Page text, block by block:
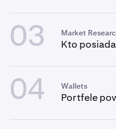
03 Market
Kto
04 Wallets
Portfele